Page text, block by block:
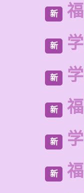
新
新
新
新
新
新